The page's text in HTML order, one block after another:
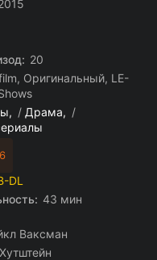
20
Оригинальный, LE-
/ Драма
/
DL
43 мин
Ваксман